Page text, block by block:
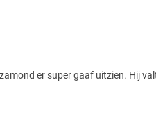
er super gaaf uitzien. Hij